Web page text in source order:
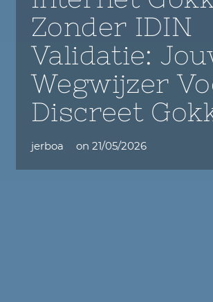
Zonder IDIN
Validatie:
Wegwijzer
Discreet
jerboa on 21/05/2026